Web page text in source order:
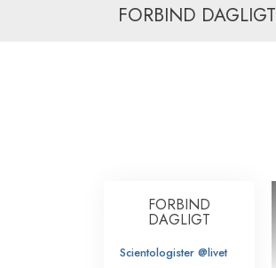
FORBIND DAGLIGT
FORBIND
DAGLIGT
Scientologister @livet